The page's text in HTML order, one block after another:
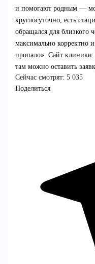
и помогают родным —
круглосуточно, есть
обращался для близкого
максимально корректно
пропало». Сайт клиники:
там можно оставить
Сейчас смотрят: 5 035
Поделиться